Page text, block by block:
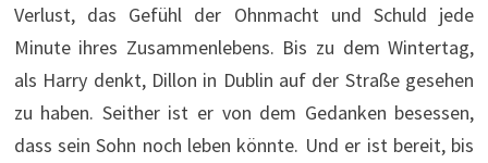
Verlust, das Gefühl der Ohnmacht und Schuld jede
Minute ihres Zusammenlebens. Bis zu dem Wintertag,
als Harry denkt, Dillon in Dublin auf der Straße gesehen
zu haben. Seither ist er von dem Gedanken besessen,
dass sein Sohn noch leben könnte. Und er ist bereit, bis